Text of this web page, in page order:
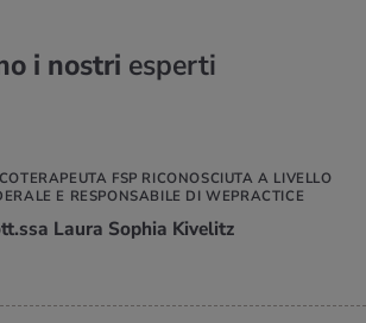
i nostri esperti
FSP RICONOSCIUTA A LIVELLO
E RESPONSABILE DI WEPRACTICE
Laura Sophia Kivelitz